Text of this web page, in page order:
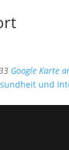
Google Karte
und